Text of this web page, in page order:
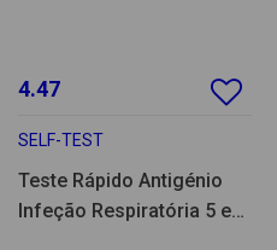
4.47
SELF-TEST
Teste Rápido Antigénio
Infeção Respiratória 5 em